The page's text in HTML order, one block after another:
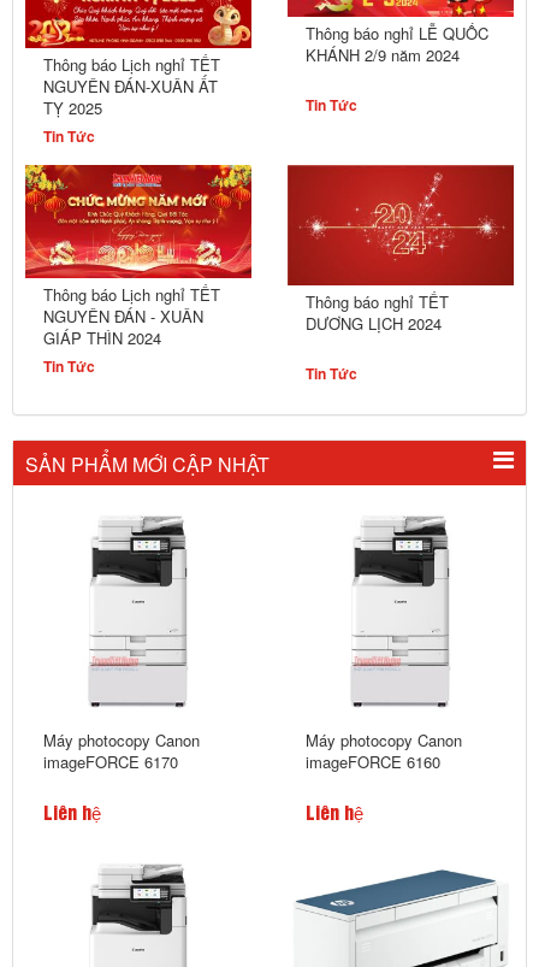
Thông báo Lịch nghỉ TẾT
NGUYÊN ĐÁN-XUÂN ẤT
TỴ 2025
Tin Tức
Thông báo nghỉ LỄ QUỐC
KHÁNH 2/9 năm 2024
Tin Tức
Thông báo Lịch nghỉ TẾT
NGUYÊN ĐÁN - XUÂN
GIÁP THÌN 2024
Tin Tức
Thông báo nghỉ TẾT
DƯƠNG LỊCH 2024
Tin Tức
SẢN PHẨM MỚI CẬP NHẬT
Máy photocopy Canon
imageFORCE 6170
Liên hệ
Máy photocopy Canon
imageFORCE 6160
Liên hệ